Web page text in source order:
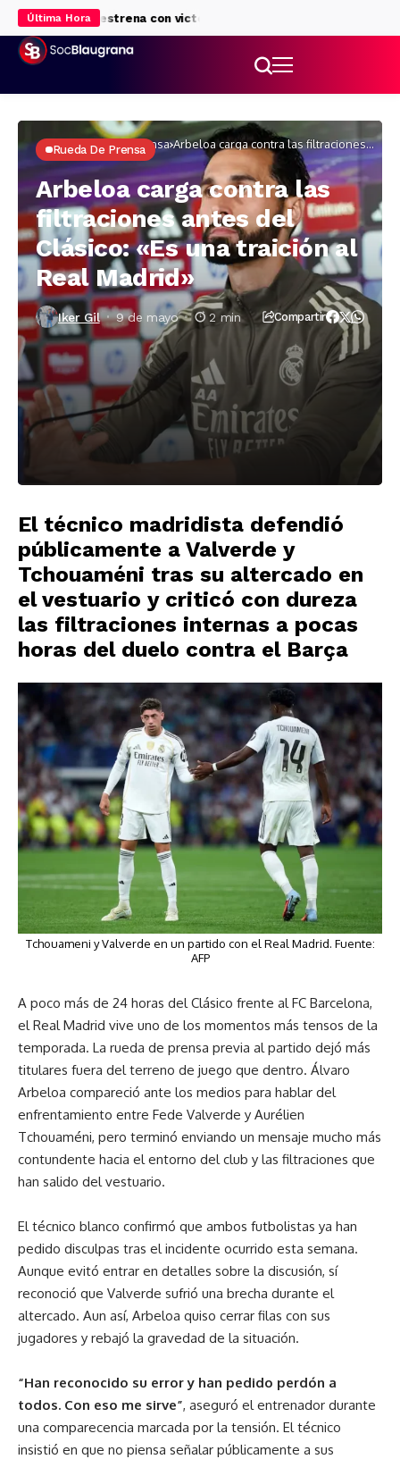
Última Hora
el Barça se estrena con victoria
Inicio Rueda de prensa Arbeloa carga contra las filtraciones
antes del Clásico: «Es una traición al
Real Madrid»
Rueda De Prensa
Arbeloa carga contra las
filtraciones antes del
Clásico: «Es una traición al
Real Madrid»
Iker Gil 9 de mayo 2 min Compartir
El técnico madridista defendió
públicamente a Valverde y
Tchouaméni tras su altercado en
el vestuario y criticó con dureza
las filtraciones internas a pocas
horas del duelo contra el Barça
Tchouameni y Valverde en un partido con el Real Madrid. Fuente:
AFP
A poco más de 24 horas del Clásico frente al FC Barcelona,
el Real Madrid vive uno de los momentos más tensos de la
temporada. La rueda de prensa previa al partido dejó más
titulares fuera del terreno de juego que dentro. Álvaro
Arbeloa compareció ante los medios para hablar del
enfrentamiento entre Fede Valverde y Aurélien
Tchouaméni, pero terminó enviando un mensaje mucho más
contundente hacia el entorno del club y las filtraciones que
han salido del vestuario.
El técnico blanco confirmó que ambos futbolistas ya han
pedido disculpas tras el incidente ocurrido esta semana.
Aunque evitó entrar en detalles sobre la discusión, sí
reconoció que Valverde sufrió una brecha durante el
altercado. Aun así, Arbeloa quiso cerrar filas con sus
jugadores y rebajó la gravedad de la situación.
“Han reconocido su error y han pedido perdón a
todos. Con eso me sirve”, aseguró el entrenador durante
una comparecencia marcada por la tensión. El técnico
insistió en que no piensa señalar públicamente a sus